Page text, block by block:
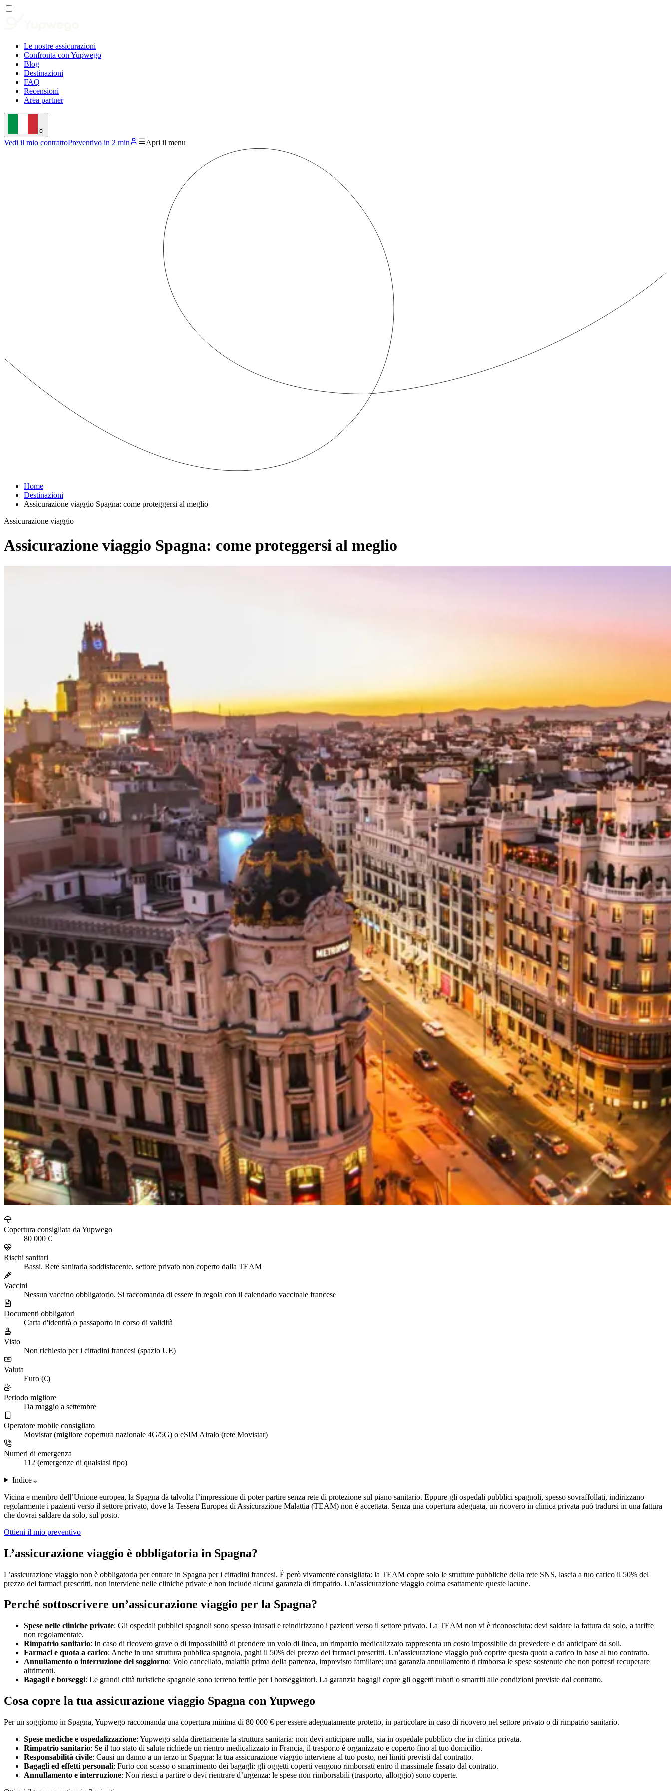
Le nostre assicurazioni
Confronta con Yupwego
Blog
Destinazioni
FAQ
Recensioni
Area partner
Vedi il mio contrattoPreventivo in 2 min Apri il menu
Home
Destinazioni
Assicurazione viaggio Spagna: come proteggersi al meglio
Assicurazione viaggio
Assicurazione viaggio Spagna: come proteggersi al meglio
Copertura consigliata da Yupwego
80 000 €
Rischi sanitari
Bassi. Rete sanitaria soddisfacente, settore privato non coperto dalla TEAM
Vaccini
Nessun vaccino obbligatorio. Si raccomanda di essere in regola con il calendario vaccinale francese
Documenti obbligatori
Carta d'identità o passaporto in corso di validità
Visto
Non richiesto per i cittadini francesi (spazio UE)
Valuta
Euro (€)
Periodo migliore
Da maggio a settembre
Operatore mobile consigliato
Movistar (migliore copertura nazionale 4G/5G) o eSIM Airalo (rete Movistar)
Numeri di emergenza
112 (emergenze di qualsiasi tipo)
Indice⌄
Vicina e membro dell’Unione europea, la Spagna dà talvolta l’impressione di poter partire senza rete di protezione sul piano sanitario. Eppure gli ospedali pubblici spagnoli, spesso sovraffollati, indirizzano
regolarmente i pazienti verso il settore privato, dove la Tessera Europea di Assicurazione Malattia (TEAM) non è accettata. Senza una copertura adeguata, un ricovero in clinica privata può tradursi in una fattura
che dovrai saldare da solo, sul posto.
Ottieni il mio preventivo
L’assicurazione viaggio è obbligatoria in Spagna?
L’assicurazione viaggio non è obbligatoria per entrare in Spagna per i cittadini francesi. È però vivamente consigliata: la TEAM copre solo le strutture pubbliche della rete SNS, lascia a tuo carico il 50% del
prezzo dei farmaci prescritti, non interviene nelle cliniche private e non include alcuna garanzia di rimpatrio. Un’assicurazione viaggio colma esattamente queste lacune.
Perché sottoscrivere un’assicurazione viaggio per la Spagna?
Spese nelle cliniche private: Gli ospedali pubblici spagnoli sono spesso intasati e reindirizzano i pazienti verso il settore privato. La TEAM non vi è riconosciuta: devi saldare la fattura da solo, a tariffe
non regolamentate.
Rimpatrio sanitario: In caso di ricovero grave o di impossibilità di prendere un volo di linea, un rimpatrio medicalizzato rappresenta un costo impossibile da prevedere e da anticipare da soli.
Farmaci e quota a carico: Anche in una struttura pubblica spagnola, paghi il 50% del prezzo dei farmaci prescritti. Un’assicurazione viaggio può coprire questa quota a carico in base al tuo contratto.
Annullamento o interruzione del soggiorno: Volo cancellato, malattia prima della partenza, imprevisto familiare: una garanzia annullamento ti rimborsa le spese sostenute che non potresti recuperare
altrimenti.
Bagagli e borseggi: Le grandi città turistiche spagnole sono terreno fertile per i borseggiatori. La garanzia bagagli copre gli oggetti rubati o smarriti alle condizioni previste dal contratto.
Cosa copre la tua assicurazione viaggio Spagna con Yupwego
Per un soggiorno in Spagna, Yupwego raccomanda una copertura minima di 80 000 € per essere adeguatamente protetto, in particolare in caso di ricovero nel settore privato o di rimpatrio sanitario.
Spese mediche e ospedalizzazione: Yupwego salda direttamente la struttura sanitaria: non devi anticipare nulla, sia in ospedale pubblico che in clinica privata.
Rimpatrio sanitario: Se il tuo stato di salute richiede un rientro medicalizzato in Francia, il trasporto è organizzato e coperto fino al tuo domicilio.
Responsabilità civile: Causi un danno a un terzo in Spagna: la tua assicurazione viaggio interviene al tuo posto, nei limiti previsti dal contratto.
Bagagli ed effetti personali: Furto con scasso o smarrimento dei bagagli: gli oggetti coperti vengono rimborsati entro il massimale fissato dal contratto.
Annullamento e interruzione: Non riesci a partire o devi rientrare d’urgenza: le spese non rimborsabili (trasporto, alloggio) sono coperte.